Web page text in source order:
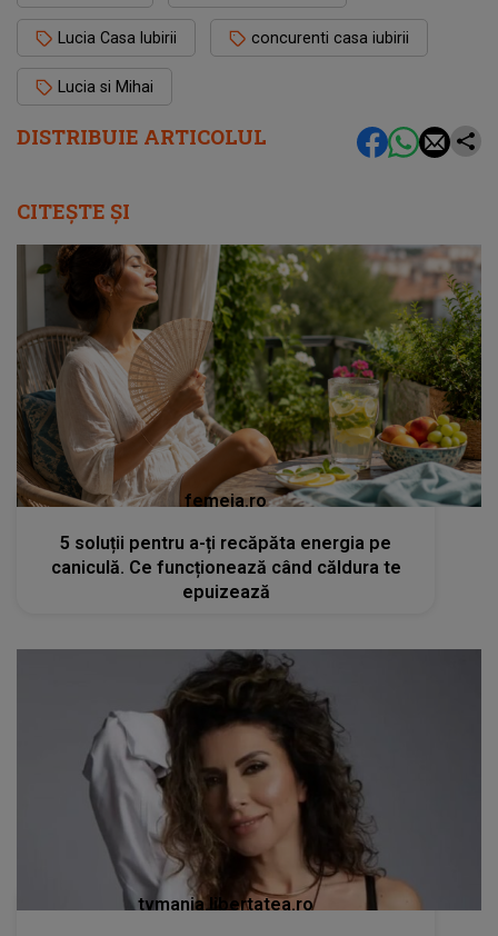
DISTRIBUIE ARTICOLUL
Lucia Casa Iubirii concurenti casa iubirii
Lucia si Mihai
CITEȘTE ȘI
femeia.ro
5 soluții pentru a-ți recăpăta energia pe
caniculă. Ce funcționează când căldura te
epuizează
tvmania.libertatea.ro